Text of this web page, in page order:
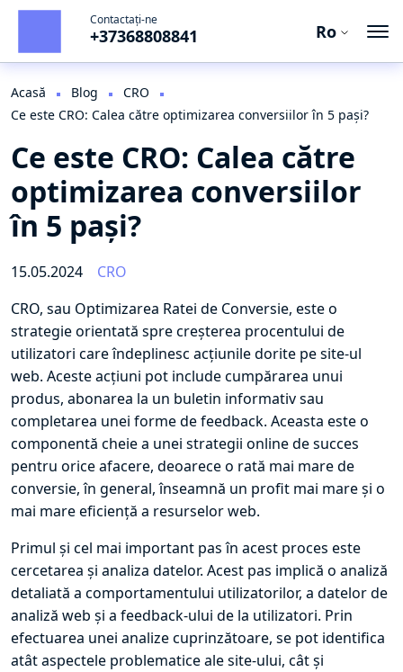
Contactați-ne
+37368808841
Ro
Ro
Ru
Acasă Blog
CRO
Ce este CRO: Calea către optimizarea conversiilor în 5 pași?
Ce este CRO: Calea către
optimizarea conversiilor
în 5 pași?
15.05.2024
CRO
CRO, sau Optimizarea Ratei de Conversie, este o
strategie orientată spre creșterea procentului de
utilizatori care îndeplinesc acțiunile dorite pe site-ul
web. Aceste acțiuni pot include cumpărarea unui
produs, abonarea la un buletin informativ sau
completarea unei forme de feedback. Aceasta este o
componentă cheie a unei strategii online de succes
pentru orice afacere, deoarece o rată mai mare de
conversie, în general, înseamnă un profit mai mare și o
mai mare eficiență a resurselor web.
Primul și cel mai important pas în acest proces este
cercetarea și analiza datelor. Acest pas implică o analiză
detaliată a comportamentului utilizatorilor, a datelor de
analiză web și a feedback-ului de la utilizatori. Prin
efectuarea unei analize cuprinzătoare, se pot identifica
atât aspectele problematice ale site-ului, cât și